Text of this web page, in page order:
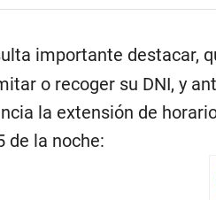
importante destacar,
o recoger su DNI, y
la extensión de
de la noche: